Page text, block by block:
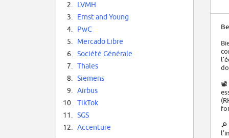
📽
2.
LVMH
3.
Ernst and Young
4.
PwC
5.
Mercado Libre
6.
Société Générale
7.
Thales
8.
Siemens
9.
Airbus
10.
TikTok
11.
SGS
12.
Accenture